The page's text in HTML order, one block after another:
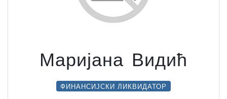
Маријана Видић
ФИНАНСИЈСКИ ЛИКВИДАТОР